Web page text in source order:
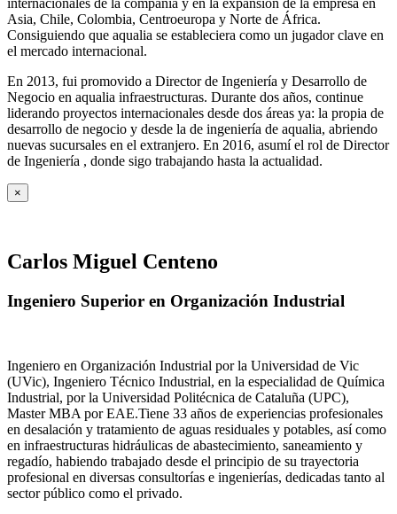
internacionales de la compañía y en la expansión de la empresa en
Asia, Chile, Colombia, Centroeuropa y Norte de África.
Consiguiendo que aqualia se estableciera como un jugador clave en
el mercado internacional.
En 2013, fui promovido a Director de Ingeniería y Desarrollo de
Negocio en aqualia infraestructuras. Durante dos años, continue
liderando proyectos internacionales desde dos áreas ya: la propia de
desarrollo de negocio y desde la de ingeniería de aqualia, abriendo
nuevas sucursales en el extranjero. En 2016, asumí el rol de Director
de Ingeniería , donde sigo trabajando hasta la actualidad.
×
Carlos Miguel Centeno
Ingeniero Superior en Organización Industrial
Ingeniero en Organización Industrial por la Universidad de Vic
(UVic), Ingeniero Técnico Industrial, en la especialidad de Química
Industrial, por la Universidad Politécnica de Cataluña (UPC),
Master MBA por EAE.Tiene 33 años de experiencias profesionales
en desalación y tratamiento de aguas residuales y potables, así como
en infraestructuras hidráulicas de abastecimiento, saneamiento y
regadío, habiendo trabajado desde el principio de su trayectoria
profesional en diversas consultorías e ingenierías, dedicadas tanto al
sector público como el privado.